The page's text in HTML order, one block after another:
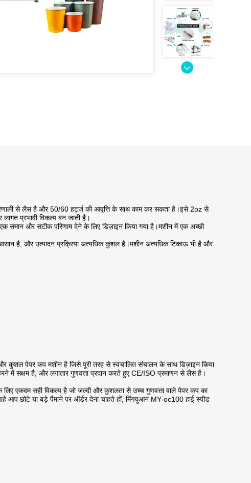
से लैस है और 50/60 हर्ट्ज की आवृत्ति के साथ काम कर सकता है।इसे 2oz से
प्रभावी विकल्प बन जाती है।
समान और सटीक परिणाम देने के लिए डिज़ाइन किया गया है।मशीन में एक अच्छी
है, और उत्पादन प्रक्रिया अत्यधिक कुशल है।मशीन अत्यधिक टिकाऊ भी है और
कुशल पेपर कप मशीन है जिसे पूरी तरह से स्वचालित संचालन के साथ डिज़ाइन किया
में सक्षम है, और लगातार गुणवत्ता प्रदान करते हुए CE/ISO प्रमाणन से लैस है।
एकदम सही विकल्प है जो जल्दी और कुशलता से उच्च गुणवत्ता वाले पेपर कप का
आप छोटे या बड़े पैमाने पर ऑर्डर देना चाहते हों, मिंगयुआन MY-oc100 हाई स्पीड